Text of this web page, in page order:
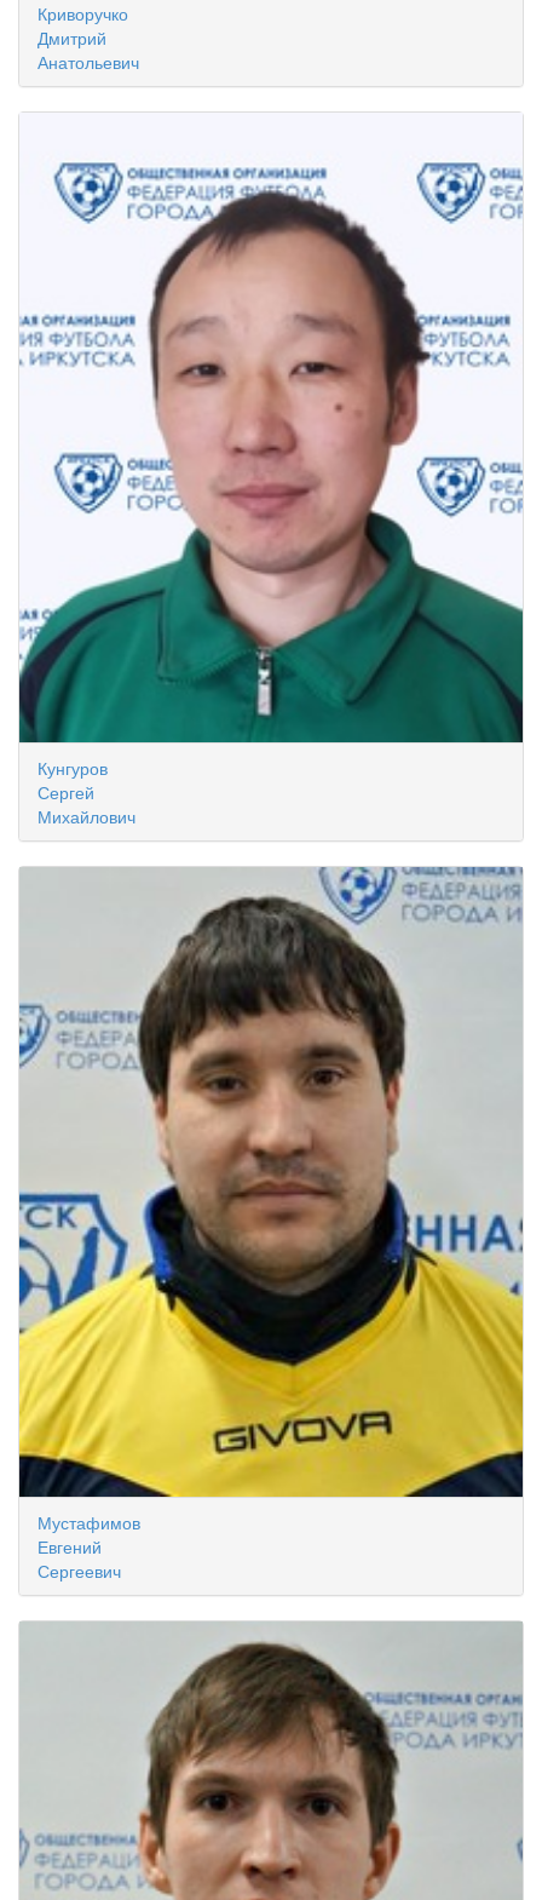
Криворучко
Дмитрий
Анатольевич
Кунгуров
Сергей
Михайлович
Мустафимов
Евгений
Сергеевич